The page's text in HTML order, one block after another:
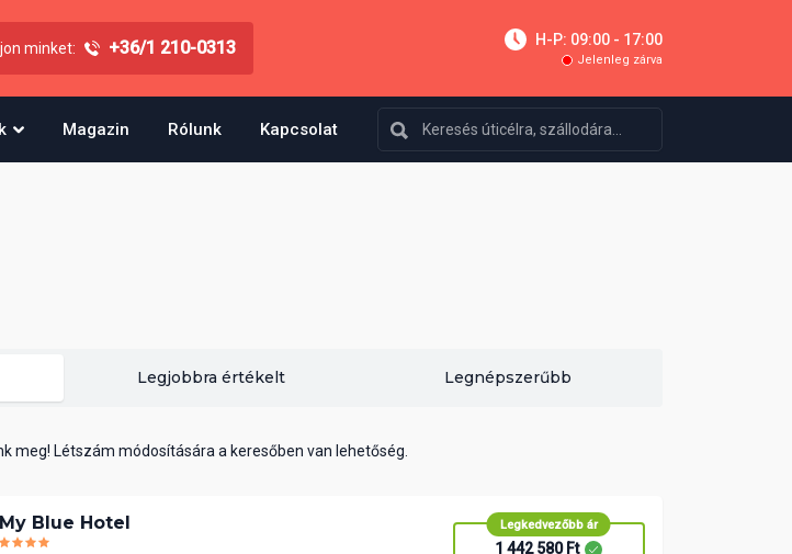
minket: +36/1 210-0313 H-P: 09:00 - 17:00
Jelenleg zárva
Magazin Rólunk Kapcsolat
Legjobbra értékelt Legnépszerűbb
meg! Létszám módosítására a keresőben van lehetőség.
My Blue Hotel Legkedvezőbb ár
1 442 580 Ft